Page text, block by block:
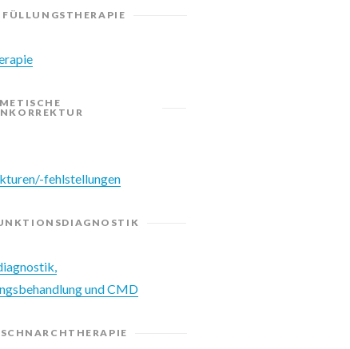
FÜLLUNGSTHERAPIE
fehlstellungen
und CMD
SCHNARCHTHERAPIE